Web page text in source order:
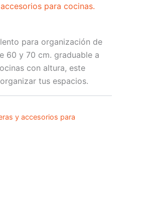
para cocinas.
para organización de
60 y 70 cm. graduable a
con altura, este
tus espacios.
y accesorios para